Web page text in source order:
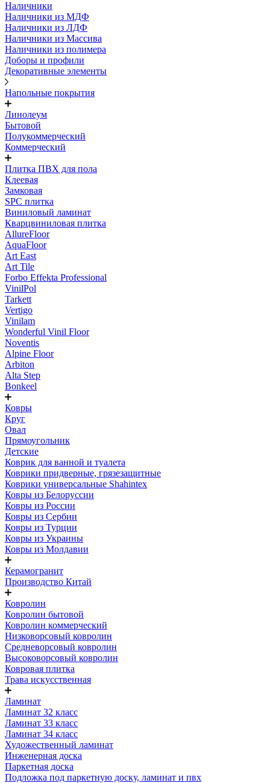
Наличники
Наличники из МДФ
Наличники из ЛДФ
Наличники из Массива
Наличники из полимера
Доборы и профили
Декоративные элементы
Напольные покрытия
Линолеум
Бытовой
Полукоммерческий
Коммерческий
Плитка ПВХ для пола
Клеевая
Замковая
SPC плитка
Виниловый ламинат
Кварцвиниловая плитка
AllureFloor
AquaFloor
Art East
Art Tile
Forbo Effekta Professional
VinilPol
Tarkett
Vertigo
Vinilam
Wonderful Vinil Floor
Noventis
Alpine Floor
Arbiton
Alta Step
Bonkeel
Ковры
Круг
Овал
Прямоугольник
Детские
Коврик для ванной и туалета
Коврики придверные, грязезащитные
Коврики универсальные Shahintex
Ковры из Белоруссии
Ковры из России
Ковры из Сербии
Ковры из Турции
Ковры из Украины
Ковры из Молдавии
Керамогранит
Производство Китай
Ковролин
Ковролин бытовой
Ковролин коммерческий
Низковорсовый ковролин
Средневорсовый ковролин
Высоковорсовый ковролин
Ковровая плитка
Трава искусственная
Ламинат
Ламинат 32 класс
Ламинат 33 класс
Ламинат 34 класс
Художественный ламинат
Инженерная доска
Паркетная доска
Подложка под паркетную доску, ламинат и пвх